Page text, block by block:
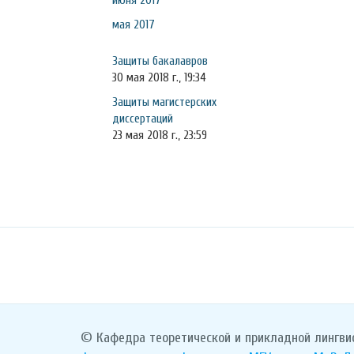
мая 2017
Защиты бакалавров
30 мая 2018 г., 19:34
Защиты магистерских
диссертаций
23 мая 2018 г., 23:59
© Кафедра теоретической и прикладной